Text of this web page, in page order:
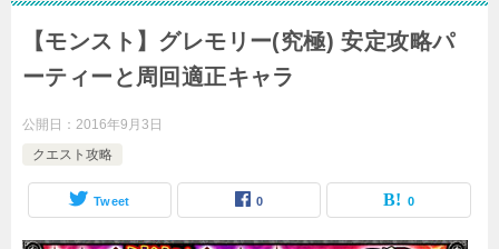
【モンスト】グレモリー(究極) 安定攻略パ
ーティーと周回適正キャラ
公開日： 2016年9月3日
クエスト攻略
Tweet 0 0